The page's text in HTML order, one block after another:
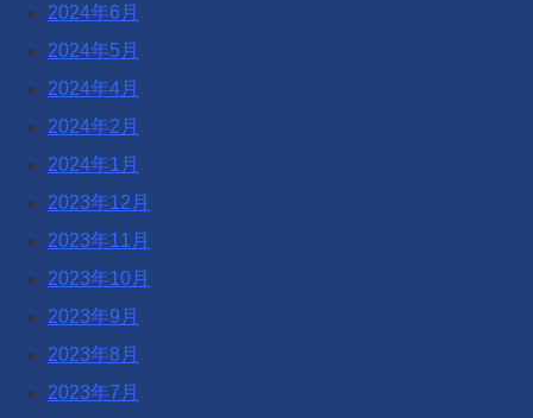
2024年6月
2024年5月
2024年4月
2024年2月
2024年1月
2023年12月
2023年11月
2023年10月
2023年9月
2023年8月
2023年7月